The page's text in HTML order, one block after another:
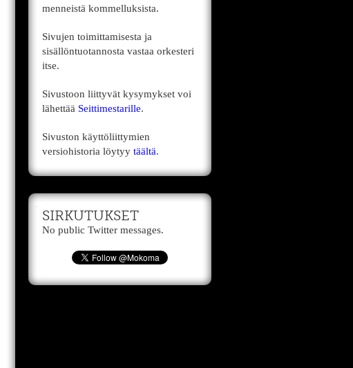
menneistä kommelluksista.
Sivujen toimittamisesta ja
sisällöntuotannosta vastaa orkesteri
itse.
Sivustoon liittyvät kysymykset voi
lähettää Seittimestarille.
Sivuston käyttöliittymien
versiohistoria löytyy täältä.
SIRKUTUKSET
No public Twitter messages.